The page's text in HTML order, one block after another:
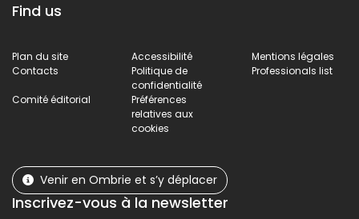
Find us
Plan du site Accessibilité
Mentions légales
Contacts
Politique de
confidentialité
Professionals list
Comité éditorial
Préférences
relatives aux
cookies
Venir en Ombrie et s’y déplacer
Inscrivez-vous à la newsletter